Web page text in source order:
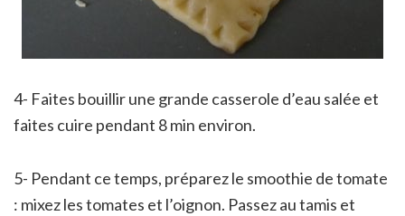
4- Faites bouillir une grande casserole d’eau salée et
faites cuire pendant 8 min environ.
5- Pendant ce temps, préparez le smoothie de tomate
: mixez les tomates et l’oignon. Passez au tamis et